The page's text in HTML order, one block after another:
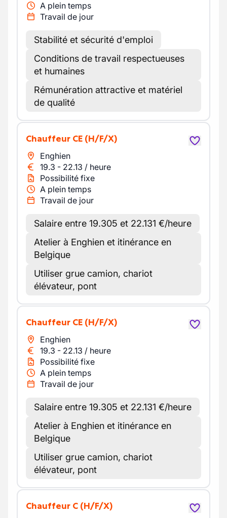
A plein temps
Travail de jour
Stabilité et sécurité d'emploi
Conditions de travail respectueuses
et humaines
Rémunération attractive et matériel
de qualité
Chauffeur CE (H/F/X)
Enghien
19.3 - 22.13 / heure
Possibilité fixe
A plein temps
Travail de jour
Salaire entre 19.305 et 22.131 €/heure
Atelier à Enghien et itinérance en
Belgique
Utiliser grue camion, chariot
élévateur, pont
Chauffeur CE (H/F/X)
Enghien
19.3 - 22.13 / heure
Possibilité fixe
A plein temps
Travail de jour
Salaire entre 19.305 et 22.131 €/heure
Atelier à Enghien et itinérance en
Belgique
Utiliser grue camion, chariot
élévateur, pont
Chauffeur C (H/F/X)